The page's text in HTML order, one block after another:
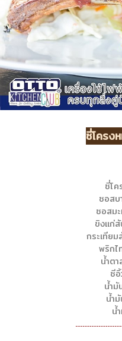
ซี่โครง
ส่
ซี่โค
ซอสบ
ซอสม
ขิงแก่สั
กระเทียม
พริกไ
น้ำต
ซี
น้ำมั
น้ำ
น้